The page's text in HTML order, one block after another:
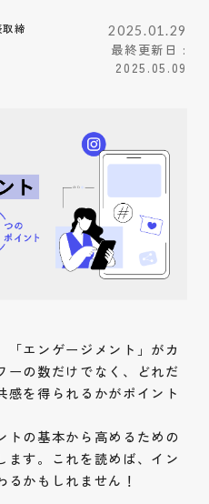
締
2025.01.29
最終更新日 :
2025.05.09
「エンゲージメント」がカ
ーの数だけでなく、どれだ
感を得られるかがポイント
トの基本から高めるための
ます。これを読めば、イン
かもしれません！